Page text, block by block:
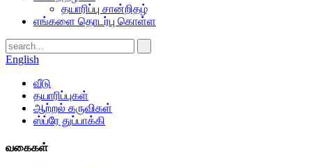
தயாரிப்பு சான்றிதழ்
எங்களை தொடர்பு கொள்ள
English
வீடு
தயாரிப்புகள்
ஆற்றல் கருவிகள்
ஸ்ப்ரே துப்பாக்கி
வகைகள்